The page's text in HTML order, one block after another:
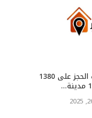
“الإسكان” تفتح باب الحجز على 1380